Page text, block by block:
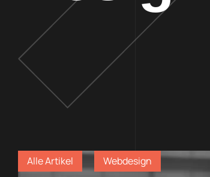
Alle Artikel Webdesign